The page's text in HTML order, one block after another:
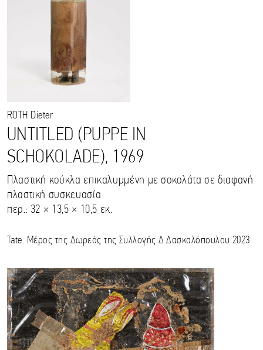
ROTH Dieter
UNTITLED (PUPPE IN
SCHOKOLADE), 1969
Πλαστική κούκλα επικαλυμμένη με σοκολάτα σε διαφανή
πλαστική συσκευασία
περ.: 32 × 13,5 × 10,5 εκ.
Tate. Μέρος της Δωρεάς της Συλλογής Δ.Δασκαλόπουλου 2023